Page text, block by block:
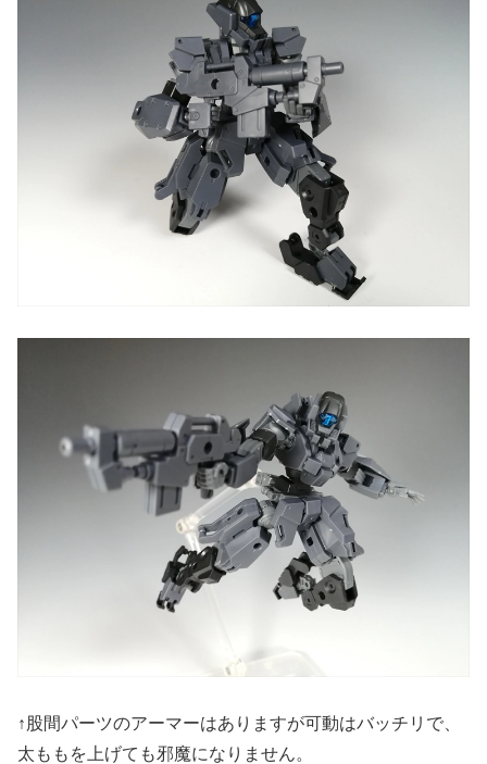
↑股間パーツのアーマーはありますが可動はバッチリで、
太ももを上げても邪魔になりません。